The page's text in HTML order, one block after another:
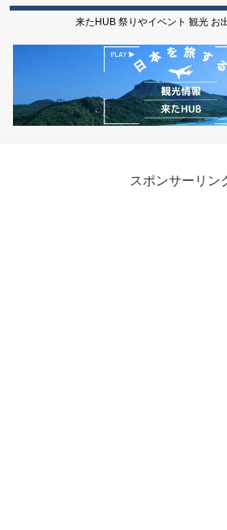
来たHUB 祭りやイベント 観光 お
スポンサーリン